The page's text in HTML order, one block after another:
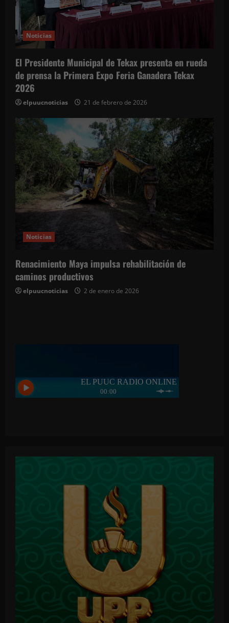
Noticias
El Presidente Municipal de Tekax presenta en rueda
de prensa la Primera Expo Feria Ganadera Tekax
2026
elpuucnoticias 21 de febrero de 2026
Noticias
Renacimiento Maya impulsa rehabilitación de
caminos productivos
elpuucnoticias 2 de enero de 2026